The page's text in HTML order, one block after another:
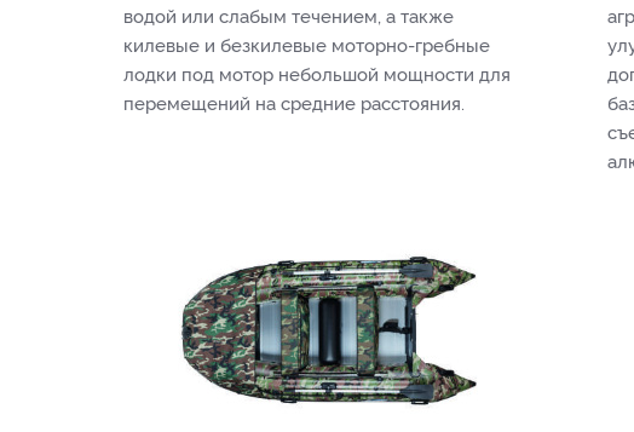
водой или слабым течением, а также
килевые и безкилевые моторно-гребные
лодки под мотор небольшой мощности для
перемещений на средние расстояния.